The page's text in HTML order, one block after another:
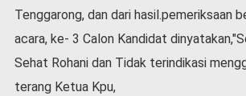
Tenggarong, dan dari hasil.pemeriksaan
acara, ke- 3 Calon Kandidat
Sehat Rohani dan Tidak terindikasi
terang Ketua Kpu,